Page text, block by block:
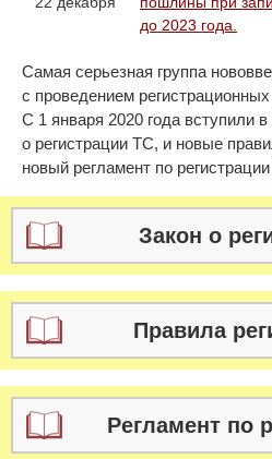
до 2023 года.
Самая серьезная группа
с проведением
С 1 января 2020 года вступили
о регистрации ТС, и новые
новый регламент по
Закон о
Правила
Регламент по